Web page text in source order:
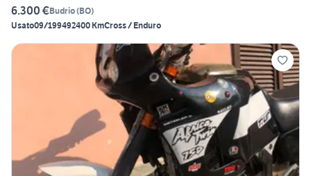
6.300 €Budrio(BO)
Usato09/199492400 KmCross / Enduro